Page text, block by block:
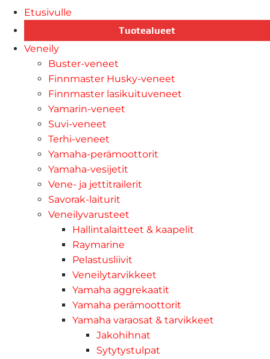
Etusivulle
Tuotealueet
Veneily
Buster-veneet
Finnmaster Husky-veneet
Finnmaster lasikuituveneet
Yamarin-veneet
Suvi-veneet
Terhi-veneet
Yamaha-perämoottorit
Yamaha-vesijetit
Vene- ja jettitrailerit
Savorak-laiturit
Veneilyvarusteet
Hallintalaitteet & kaapelit
Raymarine
Pelastusliivit
Veneilytarvikkeet
Yamaha aggrekaatit
Yamaha perämoottorit
Yamaha varaosat & tarvikkeet
Jakohihnat
Sytytystulpat